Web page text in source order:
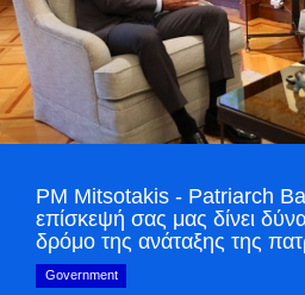
Politique
Business
Travel
World
Style Adorés
PM Mitsotakis - Patriarch
επίσκεψή σας μας δίνει
δρόμο της ανάταξης της
Government